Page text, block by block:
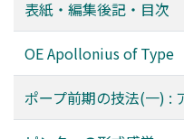
表紙・編集後記・目次
OE Apollonius of Type
ポープ前期の技法(一) :